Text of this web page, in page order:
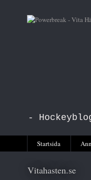
-
Startsida
Vitahasten.se